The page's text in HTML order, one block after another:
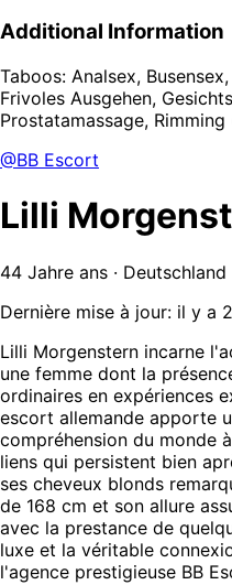
Additional Information
Taboos: Analsex,
Frivoles Ausgehen,
Prostatamassage,
@BB Escort
Lilli
44 Jahre ans · Deutschland
Dernière mise à jour: il y a
Lilli Morgenstern incarne
une femme dont la
ordinaires en expériences
escort allemande apporte
compréhension du monde
liens qui persistent bien
ses cheveux blonds
de 168 cm et son allure
avec la prestance de
luxe et la véritable
l'agence prestigieuse BB